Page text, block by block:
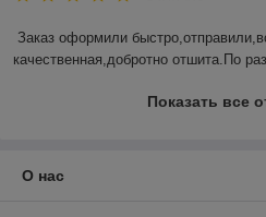
Заказ оформили
качественная,добротно отшита.По
Показать все
О нас